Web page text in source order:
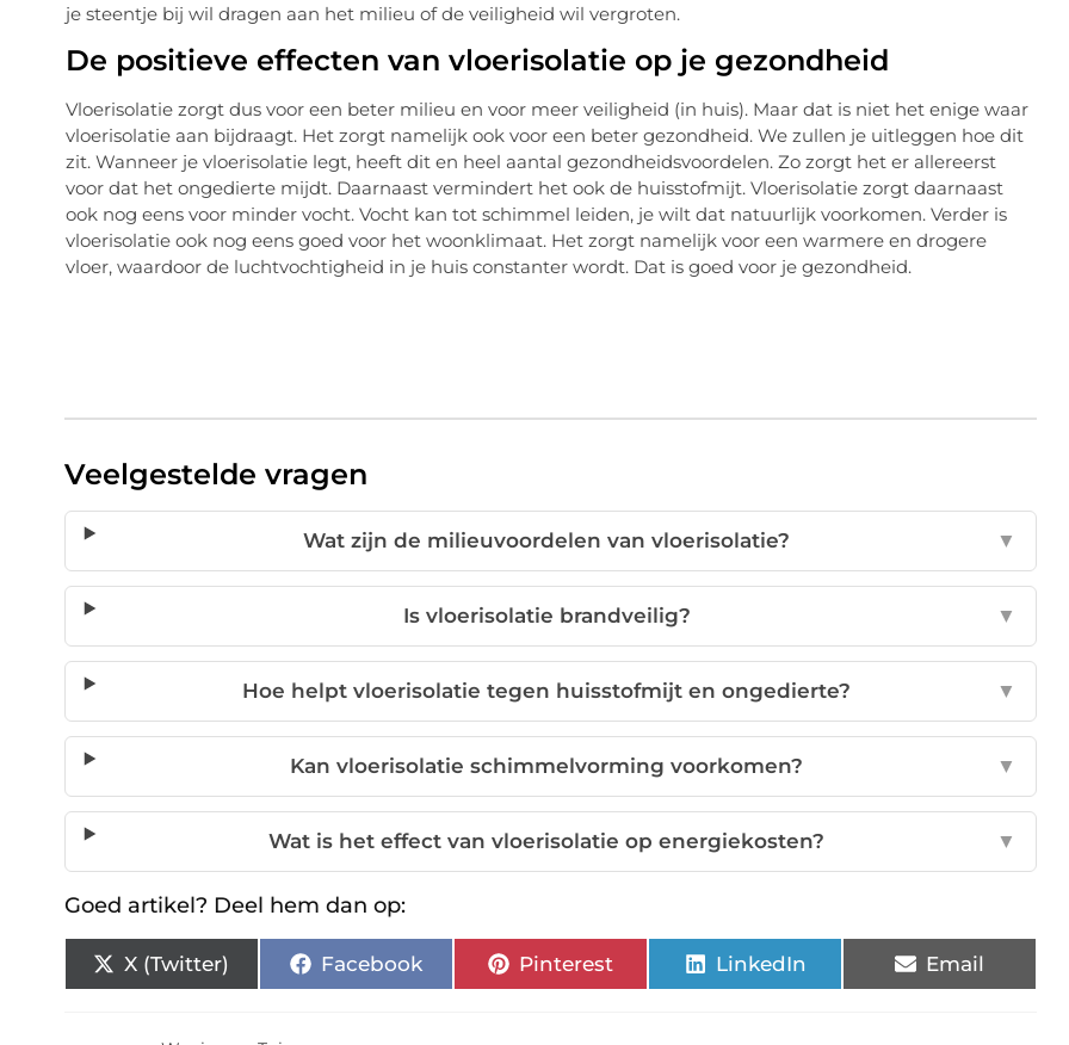
je steentje bij wil dragen aan het milieu of de veiligheid wil vergroten.
De positieve effecten van vloerisolatie op je gezondheid
Vloerisolatie zorgt dus voor een beter milieu en voor meer veiligheid (in huis). Maar dat is niet het enige waar
vloerisolatie aan bijdraagt. Het zorgt namelijk ook voor een beter gezondheid. We zullen je uitleggen hoe dit
zit. Wanneer je vloerisolatie legt, heeft dit en heel aantal gezondheidsvoordelen. Zo zorgt het er allereerst
voor dat het ongedierte mijdt. Daarnaast vermindert het ook de huisstofmijt. Vloerisolatie zorgt daarnaast
ook nog eens voor minder vocht. Vocht kan tot schimmel leiden, je wilt dat natuurlijk voorkomen. Verder is
vloerisolatie ook nog eens goed voor het woonklimaat. Het zorgt namelijk voor een warmere en drogere
vloer, waardoor de luchtvochtigheid in je huis constanter wordt. Dat is goed voor je gezondheid.
Veelgestelde vragen
Wat zijn de milieuvoordelen van vloerisolatie? ▼
Is vloerisolatie brandveilig? ▼
Hoe helpt vloerisolatie tegen huisstofmijt en ongedierte? ▼
Kan vloerisolatie schimmelvorming voorkomen? ▼
Wat is het effect van vloerisolatie op energiekosten? ▼
Goed artikel? Deel hem dan op:
X (Twitter) Facebook Pinterest LinkedIn Email